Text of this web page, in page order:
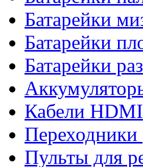
Батарейки
Батарейки
Батарейки
Кабели HDMI
Переходники
Пульты для